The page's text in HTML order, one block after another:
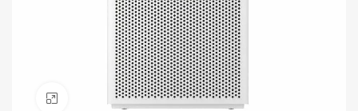
Click to enlarge